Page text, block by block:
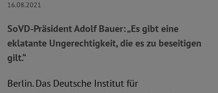
16.08.2021
SoVD-Präsident Adolf Bauer: „Es gibt eine
eklatante Ungerechtigkeit, die es zu beseitigen
gilt.“
Berlin. Das Deutsche Institut für